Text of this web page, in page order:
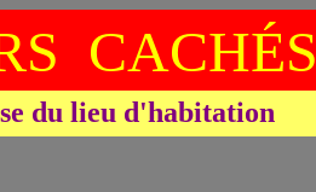
CACHÉS
du lieu d'habitation